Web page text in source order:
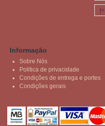
|<
Informação
Sobre Nós
Politica de privacidade
Condições de entrega e portes
Condições gerais